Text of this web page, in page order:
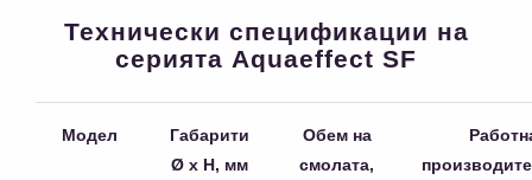
Технически спецификации на
серията Aquaeffect SF
Модел
Габарити
Ø х Н, мм
Обем на
смолата,